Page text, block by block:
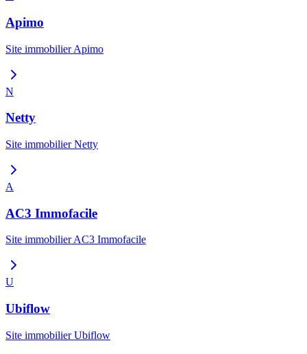
Apimo
Site immobilierApimo
N
Netty
Site immobilierNetty
A
AC3 Immofacile
Site immobilierAC3 Immofacile
U
Ubiflow
Site immobilierUbiflow